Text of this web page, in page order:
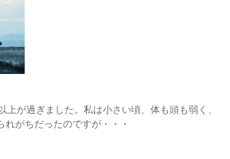
上が過ぎました。私は小さい頃、体も頭も弱く、
がちだったのですが・・・